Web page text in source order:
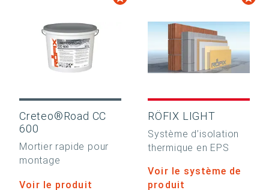
Creteo®Road CC
600
Mortier rapide pour
montage
Voir le produit
RÖFIX LIGHT
Système d’isolation
thermique en EPS
Voir le système de
produit